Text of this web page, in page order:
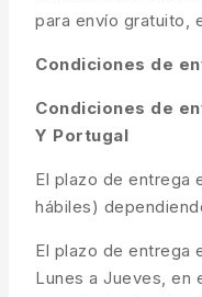
para envío gratuito,
Condiciones de
Condiciones de
Y Portugal
El plazo de entrega
hábiles)
El plazo de entrega
Lunes a Jueves, en